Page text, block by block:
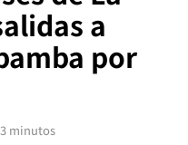
a
por
minutos